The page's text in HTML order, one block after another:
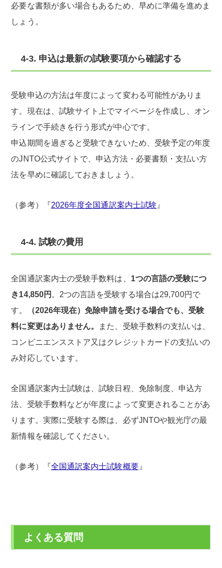
必要な書類が多い場合もあるため、早めに準備を進めま
しょう。
4-3. 申込は最新の試験要項から確認する
受験申込の方法は年度によって変わる可能性がありま
す。現在は、試験サイト上でマイページを作成し、オン
ラインで手続きを行う形式が中心です。
申込期間を過ぎると受験できないため、受験予定の年度
のJNTO公式サイトで、申込方法・必要書類・支払い方
法を早めに確認しておきましょう。
（参考）『2026年度全国通訳案内士試験 』
4-4. 試験の費用
全国通訳案内士の受験手数料は、 1つの言語の受験につ
き14,850円 。2つの言語を受験する場合は29,700円で
す。
（2026年現在）免除申請を受ける場合でも、受験
料に変更はありません。
また、受験手数料の支払いは、
コンビニエンスストア又はクレジットカードの支払いの
み対応しています。
全国通訳案内士試験は、試験日程、免除制度、申込方
法、受験手数料などが年度によって変更されることがあ
ります。実際に受験する際は、必ずJNTOや観光庁の最
新情報を確認してください。
（参考）『全国通訳案内士試験概要』
よくある質問